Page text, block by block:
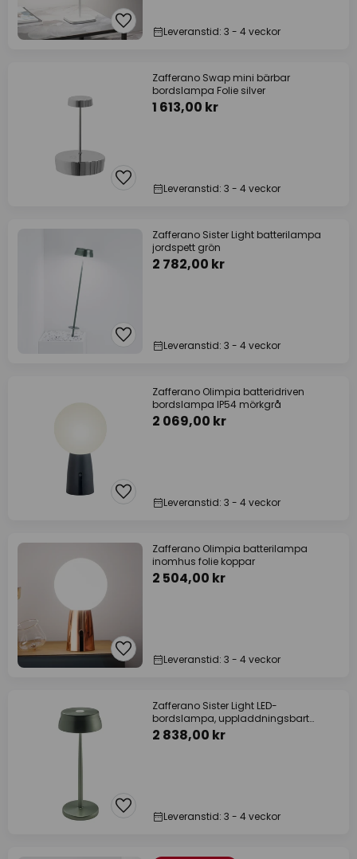
Leveranstid: 3 - 4 veckor
Zafferano Swap mini bärbar
bordslampa Folie silver
1 613,00 kr
Leveranstid: 3 - 4 veckor
Zafferano Sister Light batterilampa
jordspett grön
2 782,00 kr
Leveranstid: 3 - 4 veckor
Zafferano Olimpia batteridriven
bordslampa IP54 mörkgrå
2 069,00 kr
Leveranstid: 3 - 4 veckor
Zafferano Olimpia batterilampa
inomhus folie koppar
2 504,00 kr
Leveranstid: 3 - 4 veckor
Zafferano Sister Light LED-
bordslampa, uppladdningsbart
batteri, grön
2 838,00 kr
Leveranstid: 3 - 4 veckor